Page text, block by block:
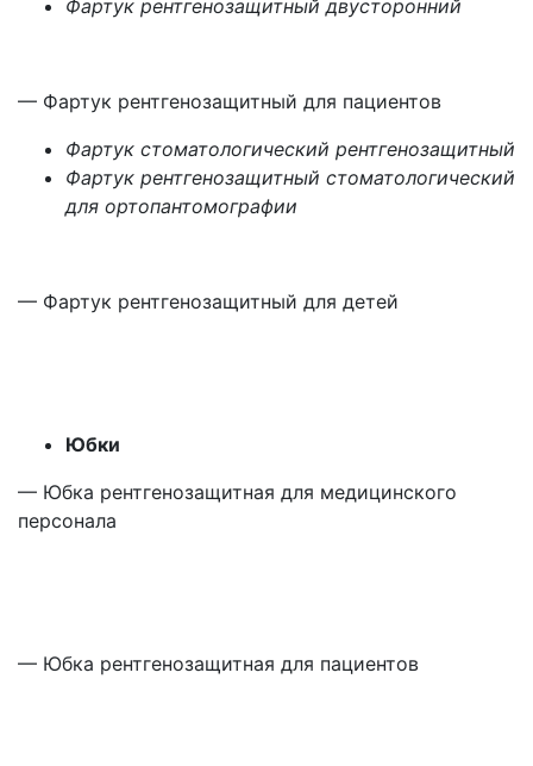
Фартук рентгенозащитный двусторонний
— Фартук рентгенозащитный для пациентов
Фартук стоматологический рентгенозащитный
Фартук рентгенозащитный стоматологический
для ортопантомографии
— Фартук рентгенозащитный для детей
Юбки
— Юбка рентгенозащитная для медицинского
персонала
— Юбка рентгенозащитная для пациентов